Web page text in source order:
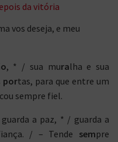
da vitória
vos deseja, e meu
, * / sua muralha e sua
portas, para que entre um
sempre fiel.
a paz, * / guarda a
/ – Tende sempre